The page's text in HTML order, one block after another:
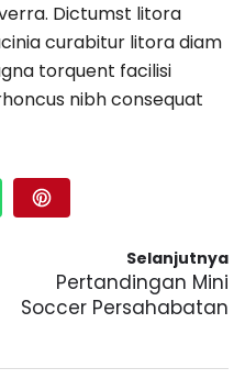
Dictumst litora
curabitur litora diam
torquent facilisi
nibh consequat
Selanjutnya
Pertandingan Mini
Soccer Persahabatan